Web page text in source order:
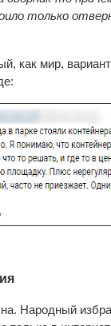
только
как мир,
Народный